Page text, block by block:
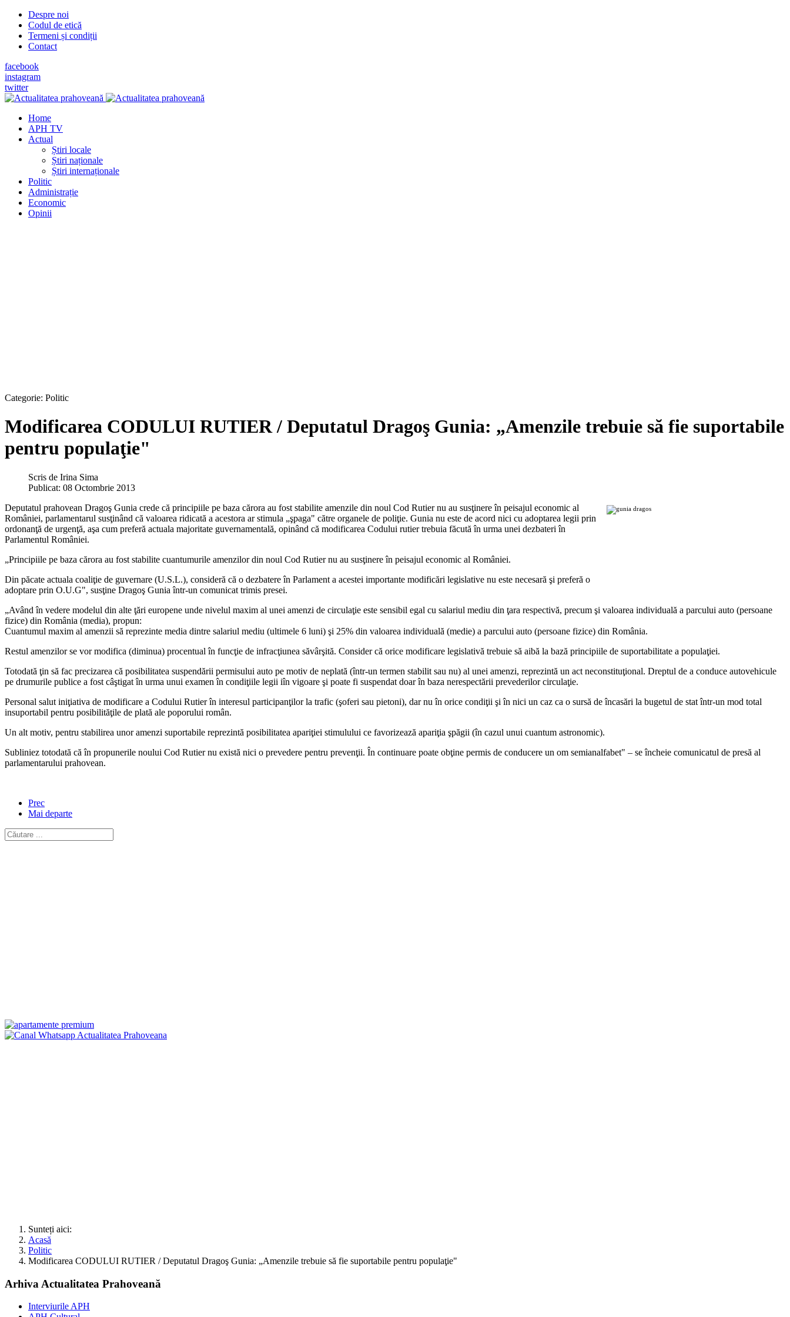
Despre noi
Codul de etică
Termeni și condiții
Contact
facebook
instagram
twitter
Home
APH TV
Actual
Știri locale
Știri naționale
Știri internaționale
Politic
Administrație
Economic
Opinii
Categorie: Politic
Modificarea CODULUI RUTIER / Deputatul Dragoş Gunia: „Amenzile trebuie să fie suportabile
pentru populaţie"
Scris de Irina Sima
Publicat: 08 Octombrie 2013
Deputatul prahovean Dragoş Gunia crede că principiile pe baza cărora au fost stabilite amenzile din noul Cod Rutier nu au susţinere în peisajul economic al
României, parlamentarul susţinând că valoarea ridicată a acestora ar stimula „şpaga" către organele de poliţie. Gunia nu este de acord nici cu adoptarea legii prin
ordonanţă de urgenţă, aşa cum preferă actuala majoritate guvernamentală, opinând că modificarea Codului rutier trebuia făcută în urma unei dezbateri în
Parlamentul României.
„Principiile pe baza cărora au fost stabilite cuantumurile amenzilor din noul Cod Rutier nu au susţinere în peisajul economic al României.
Din păcate actuala coaliţie de guvernare (U.S.L.), consideră că o dezbatere în Parlament a acestei importante modificări legislative nu este necesară şi preferă o
adoptare prin O.U.G", susţine Dragoş Gunia într-un comunicat trimis presei.
„Având în vedere modelul din alte ţări europene unde nivelul maxim al unei amenzi de circulaţie este sensibil egal cu salariul mediu din ţara respectivă, precum şi valoarea individuală a parcului auto (persoane
fizice) din România (media), propun:
Cuantumul maxim al amenzii să reprezinte media dintre salariul mediu (ultimele 6 luni) şi 25% din valoarea individuală (medie) a parcului auto (persoane fizice) din România.
Restul amenzilor se vor modifica (diminua) procentual în funcţie de infracţiunea săvârşită. Consider că orice modificare legislativă trebuie să aibă la bază principiile de suportabilitate a populaţiei.
Totodată ţin să fac precizarea că posibilitatea suspendării permisului auto pe motiv de neplată (într-un termen stabilit sau nu) al unei amenzi, reprezintă un act neconstituţional. Dreptul de a conduce autovehicule
pe drumurile publice a fost câştigat în urma unui examen în condiţiile legii iîn vigoare şi poate fi suspendat doar în baza nerespectării prevederilor circulaţie.
Personal salut iniţiativa de modificare a Codului Rutier în interesul participanţilor la trafic (şoferi sau pietoni), dar nu în orice condiţii şi în nici un caz ca o sursă de încasări la bugetul de stat într-un mod total
insuportabil pentru posibilităţile de plată ale poporului român.
Un alt motiv, pentru stabilirea unor amenzi suportabile reprezintă posibilitatea apariţiei stimulului ce favorizează apariţia şpăgii (în cazul unui cuantum astronomic).
Subliniez totodată că în propunerile noului Cod Rutier nu există nici o prevedere pentru prevenţii. În continuare poate obţine permis de conducere un om semianalfabet" – se încheie comunicatul de presă al
parlamentarului prahovean.
Prec
Mai departe
Sunteți aici:
Acasă
Politic
Modificarea CODULUI RUTIER / Deputatul Dragoş Gunia: „Amenzile trebuie să fie suportabile pentru populaţie"
Arhiva Actualitatea Prahoveană
Interviurile APH